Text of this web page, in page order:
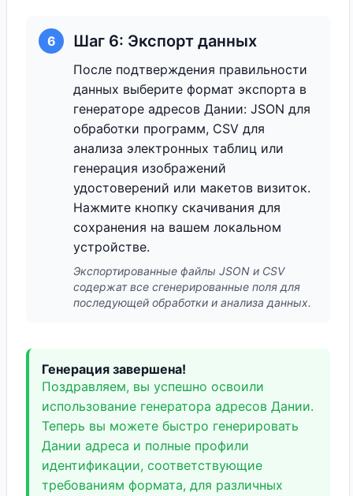
6 Шаг 6: Экспорт данных
После подтверждения правильности
данных выберите формат экспорта в
генераторе адресов Дании: JSON для
обработки программ, CSV для
анализа электронных таблиц или
генерация изображений
удостоверений или макетов визиток.
Нажмите кнопку скачивания для
сохранения на вашем локальном
устройстве.
Экспортированные файлы JSON и CSV
содержат все сгенерированные поля для
последующей обработки и анализа данных.
Генерация завершена!
Поздравляем, вы успешно освоили
использование генератора адресов Дании.
Теперь вы можете быстро генерировать
Дании адреса и полные профили
идентификации, соответствующие
требованиям формата, для различных